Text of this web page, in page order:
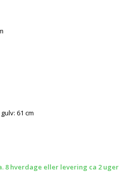
61 cm
8 hverdage eller levering ca 2 uger